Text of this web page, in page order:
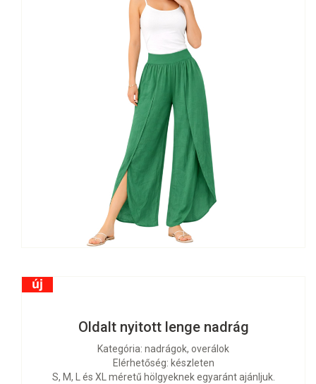
Oldalt nyitott lenge nadrág
Kategória: nadrágok, overálok
Elérhetőség: készleten
S, M, L és XL méretű hölgyeknek egyaránt ajánljuk.